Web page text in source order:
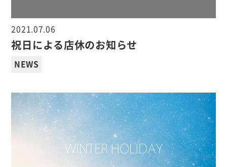
2021.07.06
祝日による店休のお知らせ
NEWS